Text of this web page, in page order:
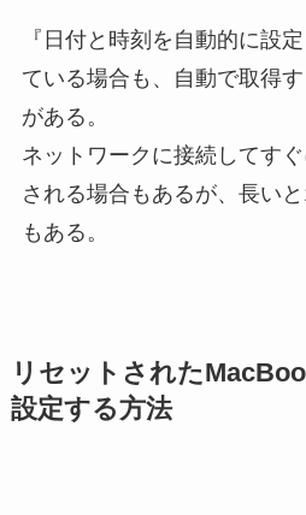
『日付と時刻を自動的に設
ている場合も、自動で取得
がある。
ネットワークに接続してす
される場合もあるが、長い
もある。
リセットされた
設定する方法